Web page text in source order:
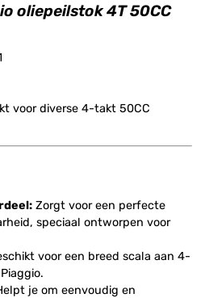
oliepeilstok 4T 50CC
voor diverse 4-takt 50CC
Zorgt voor een perfecte
speciaal ontworpen voor
voor een breed scala aan 4-
je om eenvoudig en